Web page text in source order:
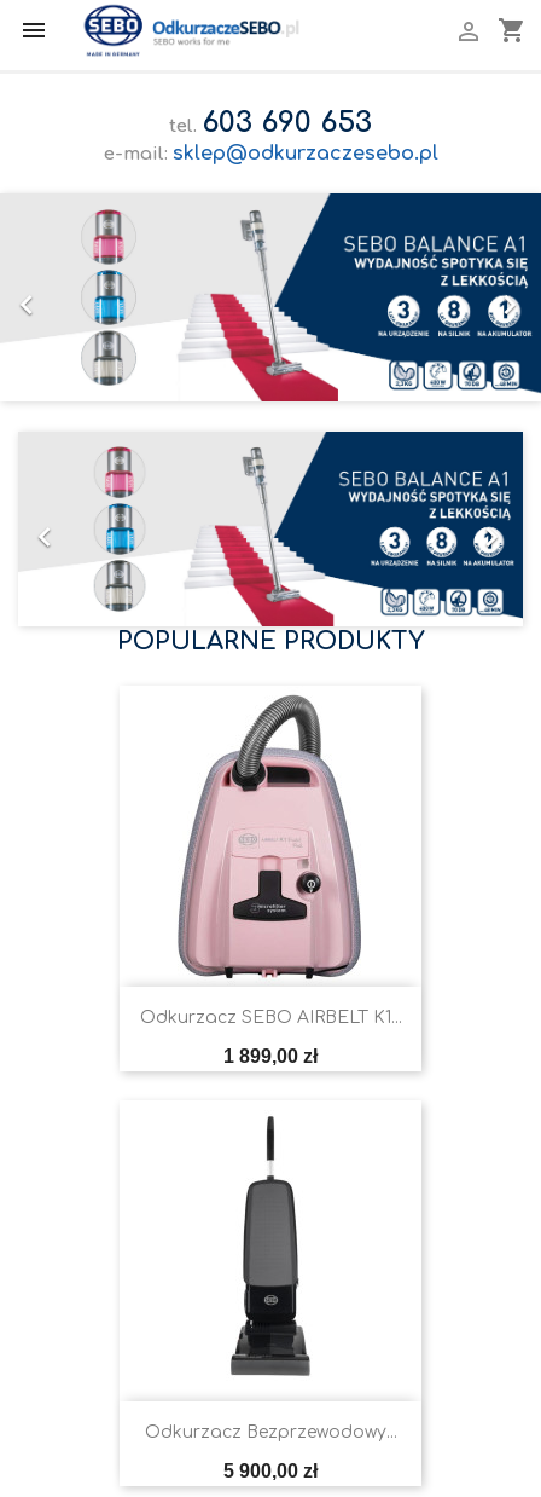
 shopping_cart

tel. 603 690 653
e-mail: sklep@odkurzaczesebo.pl

Poprzedni


Poprzedni

POPULARNE PRODUKTY
Odkurzacz SEBO AIRBELT K1...
Cena
1 899,00 zł
Odkurzacz Bezprzewodowy...
Cena
5 900,00 zł